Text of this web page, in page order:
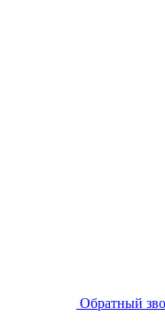
Обратный